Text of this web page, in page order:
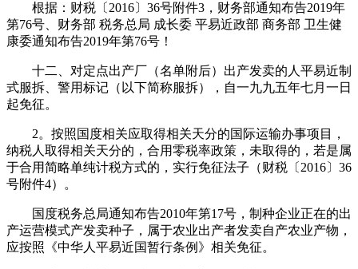
根据：财税〔2016〕36号附件3，财务部通知布告2019年
第76号、财务部 税务总局 成长委 平易近政部 商务部 卫生健
康委通知布告2019年第76号！
十二、对定点出产厂（名单附后）出产发卖的人平易近制
式服拆、警用标记（以下简称服拆），自一九九五年七月一日
起免征。
2。按照国度相关应取得相关天分的国际运输办事项目，
纳税人取得相关天分的，合用零税率政策，未取得的，若是属
于合用简略单纯计税方式的，实行免征法子（财税〔2016〕36
号附件4）。
国度税务总局通知布告2010年第17号，制种企业正在的出
产运营模式产发卖种子，属于农业出产者发卖自产农业产物，
应按照《中华人平易近国暂行条例》相关免征。